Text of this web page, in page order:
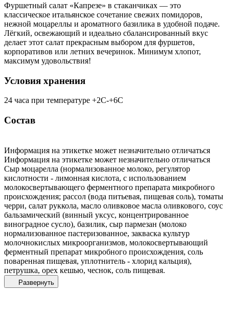
Фуршетный салат «Капрезе» в стаканчиках — это
классическое итальянское сочетание свежих помидоров,
нежной моцареллы и ароматного базилика в удобной подаче.
Лёгкий, освежающий и идеально сбалансированный вкус
делает этот салат прекрасным выбором для фуршетов,
корпоративов или летних вечеринок. Минимум хлопот,
максимум удовольствия!
Условия хранения
24 часа при температуре +2С-+6С
Состав
Информация на этикетке может незначительно отличаться
Информация на этикетке может незначительно отличаться
Сыр моцарелла (нормализованное молоко, регулятор
кислотности - лимонная кислота, с использованием
молокосвертывающего ферментного препарата микробного
происхождения; рассол (вода питьевая, пищевая соль), томаты
черри, салат руккола, масло оливковое масла оливкового, соус
бальзамический (винный уксус, концентрированное
виноградное сусло), базилик, сыр пармезан (молоко
нормализованное пастеризованное, закваска культур
молочнокислых микроорганизмов, молокосвертывающий
ферментный препарат микробного происхождения, соль
поваренная пищевая, уплотнитель - хлорид кальция),
петрушка, орех кешью, чеснок, соль пищевая.
Развернуть